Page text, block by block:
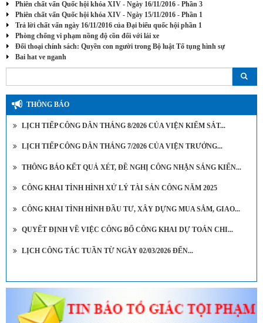
Phiên chất vấn Quốc hội khóa XIV - Ngày 16/11/2016 - Phần 3
Phiên chất vấn Quốc hội khóa XIV - Ngày 15/11/2016 - Phần 1
Trả lời chất vấn ngày 16/11/2016 của Đại biểu quốc hội phần 1
Phòng chống vi phạm nồng độ cồn đối với lái xe
Đối thoại chính sách: Quyền con người trong Bộ luật Tố tụng hình sự
Bai hat ve nganh
THÔNG BÁO
LỊCH TIẾP CÔNG DÂN THÁNG 8/2026 CỦA VIỆN KIỂM SÁT...
LỊCH TIẾP CÔNG DÂN THÁNG 7/2026 CỦA VIỆN TRƯỞNG...
THÔNG BÁO KẾT QUẢ XÉT, ĐỀ NGHỊ CÔNG NHẬN SÁNG KIẾN...
CÔNG KHAI TÌNH HÌNH XỬ LÝ TÀI SẢN CÔNG NĂM 2025
CÔNG KHAI TÌNH HÌNH ĐẦU TƯ, XÂY DỰNG MUA SẮM, GIAO...
QUYẾT ĐỊNH VỀ VIỆC CÔNG BỐ CÔNG KHAI DỰ TOÁN CHI...
LỊCH CÔNG TÁC TUẦN TỪ NGÀY 02/03/2026 ĐẾN...